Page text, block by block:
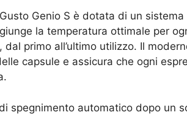
Genio S è dotata di un sistema
la temperatura ottimale per
dal primo all’ultimo utilizzo. Il
capsule e assicura che ogni
spegnimento automatico dopo un